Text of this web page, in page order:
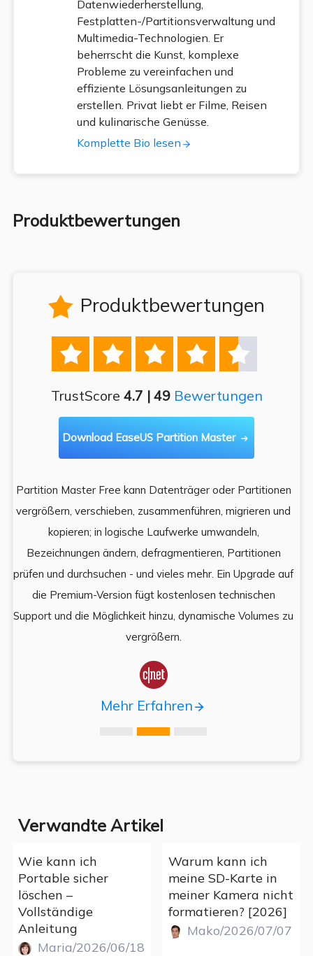
Datenwiederherstellung,
Festplatten-/Partitionsverwaltung und
Multimedia-Technologien. Er
beherrscht die Kunst, komplexe
Probleme zu vereinfachen und
effiziente Lösungsanleitungen zu
erstellen. Privat liebt er Filme, Reisen
und kulinarische Genüsse.
Komplette Bio lesen
Produktbewertungen
 Produktbewertungen
    
TrustScore 4.7 | 49 Bewertungen
Download EaseUS Partition Master 
Partition Master Free kann Datenträger oder Partitionen
vergrößern, verschieben, zusammenführen, migrieren und
kopieren; in logische Laufwerke umwandeln,
Bezeichnungen ändern, defragmentieren, Partitionen
prüfen und durchsuchen - und vieles mehr. Ein Upgrade auf
die Premium-Version fügt kostenlosen technischen
Support und die Möglichkeit hinzu, dynamische Volumes zu
vergrößern.

Mehr Erfahren
Verwandte Artikel
Wie kann ich
Portable sicher
löschen –
Vollständige
Anleitung
Maria/2026/06/18
Warum kann ich
meine SD-Karte in
meiner Kamera nicht
formatieren? [2026]
Mako/2026/07/07